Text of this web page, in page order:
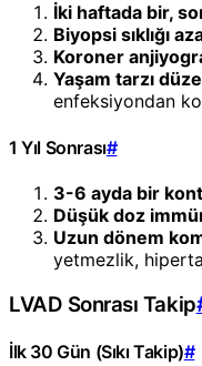
İki haftada bir,
Biyopsi sıklığı
Koroner
Yaşam tarzı
enfeksiyondan
1 Yıl Sonrası#
3-6 ayda bir
Düşük doz
Uzun dönem
yetmezlik,
LVAD Sonrası Takip
İlk 30 Gün (Sıkı Takip)#